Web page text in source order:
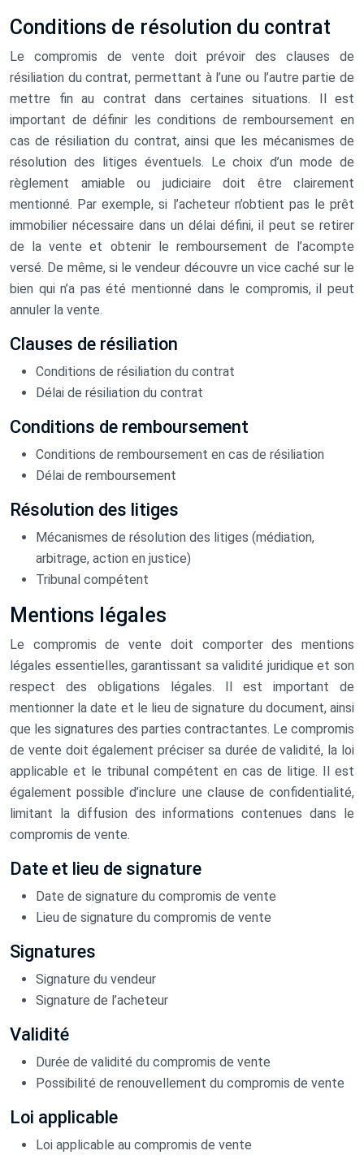
Conditions de résolution du contrat
Le compromis de vente doit prévoir des clauses de
résiliation du contrat, permettant à l’une ou l’autre partie de
mettre fin au contrat dans certaines situations. Il est
important de définir les conditions de remboursement en
cas de résiliation du contrat, ainsi que les mécanismes de
résolution des litiges éventuels. Le choix d’un mode de
règlement amiable ou judiciaire doit être clairement
mentionné. Par exemple, si l’acheteur n’obtient pas le prêt
immobilier nécessaire dans un délai défini, il peut se retirer
de la vente et obtenir le remboursement de l’acompte
versé. De même, si le vendeur découvre un vice caché sur le
bien qui n’a pas été mentionné dans le compromis, il peut
annuler la vente.
Clauses de résiliation
Conditions de résiliation du contrat
Délai de résiliation du contrat
Conditions de remboursement
Conditions de remboursement en cas de résiliation
Délai de remboursement
Résolution des litiges
Mécanismes de résolution des litiges (médiation,
arbitrage, action en justice)
Tribunal compétent
Mentions légales
Le compromis de vente doit comporter des mentions
légales essentielles, garantissant sa validité juridique et son
respect des obligations légales. Il est important de
mentionner la date et le lieu de signature du document, ainsi
que les signatures des parties contractantes. Le compromis
de vente doit également préciser sa durée de validité, la loi
applicable et le tribunal compétent en cas de litige. Il est
également possible d’inclure une clause de confidentialité,
limitant la diffusion des informations contenues dans le
compromis de vente.
Date et lieu de signature
Date de signature du compromis de vente
Lieu de signature du compromis de vente
Signatures
Signature du vendeur
Signature de l’acheteur
Validité
Durée de validité du compromis de vente
Possibilité de renouvellement du compromis de vente
Loi applicable
Loi applicable au compromis de vente